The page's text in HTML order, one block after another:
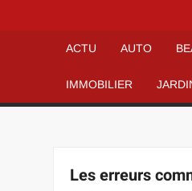
ACTU AUTO
IMMOBILIER
Les erreurs